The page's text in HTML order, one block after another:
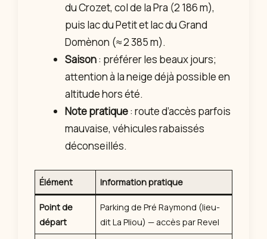
du Crozet, col de la Pra (2 186 m),
puis lac du Petit et lac du Grand
Domènon (≈ 2 385 m).
Saison: préférer les beaux jours;
attention à la neige déjà possible en
altitude hors été.
Note pratique: route d’accès parfois
mauvaise, véhicules rabaissés
déconseillés.
Élément Information pratique
Point de
départ
Parking de Pré Raymond (lieu-
dit La Pliou) — accès par Revel